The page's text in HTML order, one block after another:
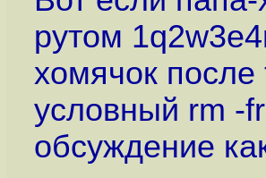
рутом
хомячок
условный rm -
обсуждение